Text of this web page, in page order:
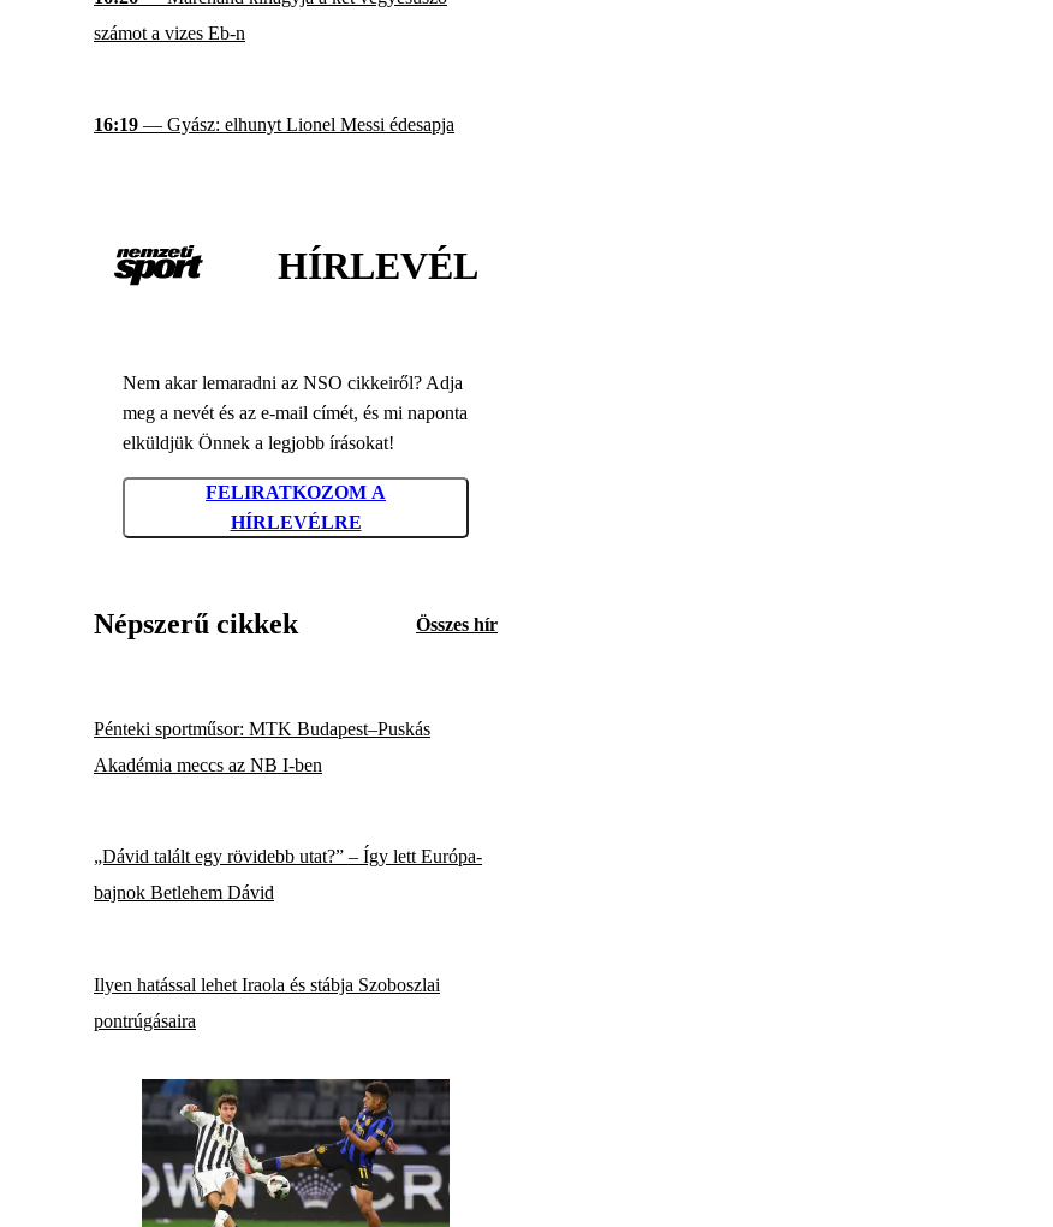
számot a vizes Eb-n
16:19 — Gyász: elhunyt Lionel Messi édesapja
HÍRLEVÉL
Nem akar lemaradni az NSO cikkeiről? Adja
meg a nevét és az e-mail címét, és mi naponta
elküldjük Önnek a legjobb írásokat!
FELIRATKOZOM A
HÍRLEVÉLRE
Népszerű cikkek Összes hír
Pénteki sportműsor: MTK Budapest–Puskás
Akadémia meccs az NB I-ben
„Dávid talált egy rövidebb utat?” – Így lett Európa-
bajnok Betlehem Dávid
Ilyen hatással lehet Iraola és stábja Szoboszlai
pontrúgásaira